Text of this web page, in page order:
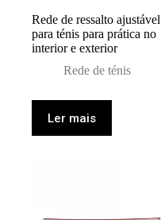
Rede de ressalto ajustável
para ténis para prática no
interior e exterior
Rede de ténis
Ler mais